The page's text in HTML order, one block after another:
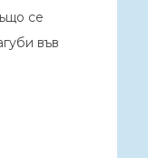
се
във